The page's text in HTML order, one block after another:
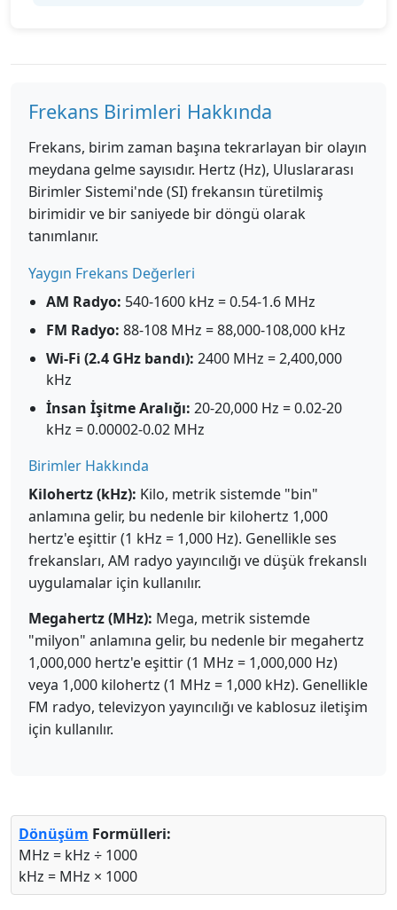
Frekans Birimleri Hakkında
Frekans, birim zaman başına tekrarlayan bir olayın
meydana gelme sayısıdır. Hertz (Hz), Uluslararası
Birimler Sistemi'nde (SI) frekansın türetilmiş
birimidir ve bir saniyede bir döngü olarak
tanımlanır.
Yaygın Frekans Değerleri
AM Radyo: 540-1600 kHz = 0.54-1.6 MHz
FM Radyo: 88-108 MHz = 88,000-108,000 kHz
Wi-Fi (2.4 GHz bandı): 2400 MHz = 2,400,000
kHz
İnsan İşitme Aralığı: 20-20,000 Hz = 0.02-20
kHz = 0.00002-0.02 MHz
Birimler Hakkında
Kilohertz (kHz): Kilo, metrik sistemde "bin"
anlamına gelir, bu nedenle bir kilohertz 1,000
hertz'e eşittir (1 kHz = 1,000 Hz). Genellikle ses
frekansları, AM radyo yayıncılığı ve düşük frekanslı
uygulamalar için kullanılır.
Megahertz (MHz): Mega, metrik sistemde
"milyon" anlamına gelir, bu nedenle bir megahertz
1,000,000 hertz'e eşittir (1 MHz = 1,000,000 Hz)
veya 1,000 kilohertz (1 MHz = 1,000 kHz). Genellikle
FM radyo, televizyon yayıncılığı ve kablosuz iletişim
için kullanılır.
Dönüşüm Formülleri:
MHz = kHz ÷ 1000
kHz = MHz × 1000